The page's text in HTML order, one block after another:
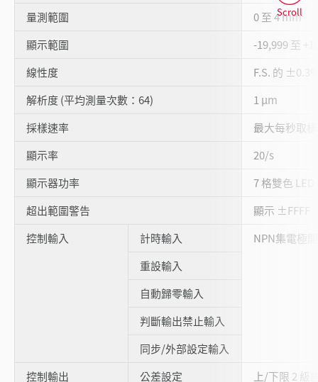
量測範圍
0 至 4 mm
顯示範圍
-19,999 至
線性度
F.S. 的
解析度 (平均測量次數：64)
1 µm
採樣速率
最大每秒取
顯示率
20/s
顯示器功率
7 格雙色 LED
超出範圍警告
顯示 ±FFFF
控制輸入
計時輸入
NPN集電極
重設輸入
自動歸零輸入
判斷輸出禁止輸入
同步/外部設定輸入
控制輸出
公差設定 上/下限 2 級
Scroll